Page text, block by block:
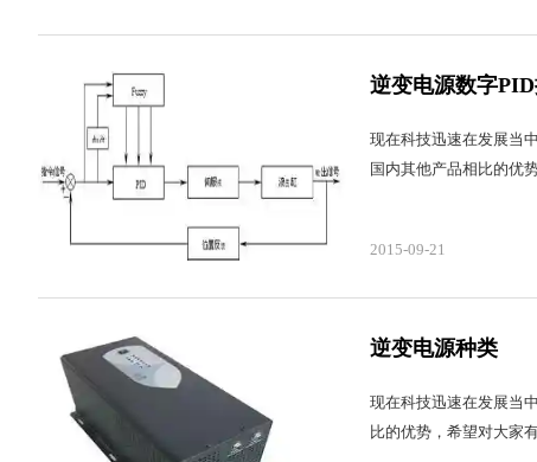
逆变电源数字PID
现在科技迅速在发展当
国内其他产品相比的优
2015-09-21
逆变电源种类
现在科技迅速在发展当
比的优势，希望对大家